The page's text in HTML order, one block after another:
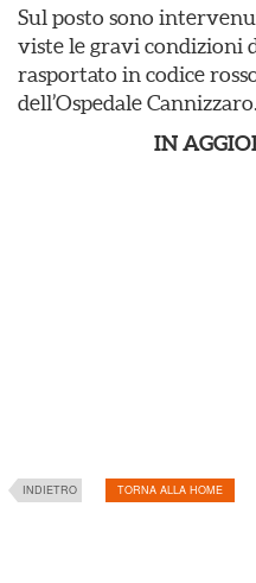
Sul posto sono
viste le gravi condizioni
rasportato in codice
dell’Ospedale Cannizzaro.
IN
INDIETRO TORNA ALLA HOME